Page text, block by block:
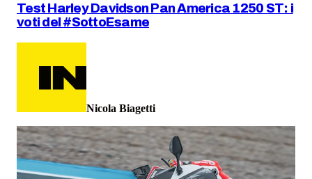
Test Harley Davidson Pan America 1250 ST: i
voti del #SottoEsame
Nicola Biagetti